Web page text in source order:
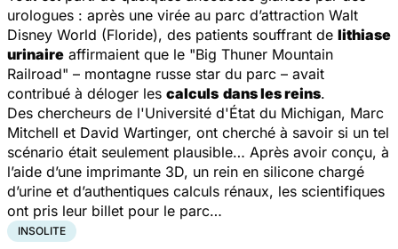
urologues : après une virée au parc d’attraction Walt
Disney World (Floride), des patients souffrant de lithiase
urinaire affirmaient que le "Big Thuner Mountain
Railroad" – montagne russe star du parc – avait
contribué à déloger les calculs dans les reins.
Des chercheurs de l'Université d'État du Michigan, Marc
Mitchell et David Wartinger, ont cherché à savoir si un tel
scénario était seulement plausible… Après avoir conçu, à
l’aide d’une imprimante 3D, un rein en silicone chargé
d’urine et d’authentiques calculs rénaux, les scientifiques
ont pris leur billet pour le parc…
INSOLITE